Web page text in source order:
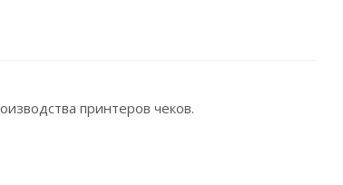
принтеров чеков.